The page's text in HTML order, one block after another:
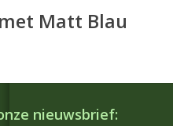
Matt Blau
nieuwsbrief: